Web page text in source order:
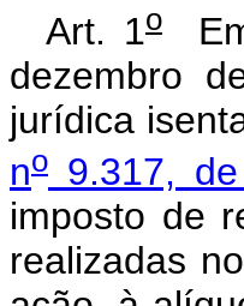
Art. 1oEm
dezembro
jurídica
no 9.317,
imposto de
realizadas